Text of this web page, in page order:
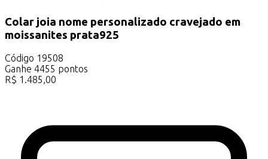
Colar joia nome personalizado cravejado em
moissanites prata925
Código 19508
Ganhe 4455 pontos
R$ 1.485,00